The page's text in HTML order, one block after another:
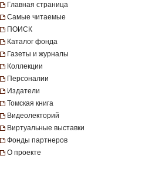
Главная страница
Самые читаемые
ПОИСК
Каталог фонда
Газеты и журналы
Коллекции
Персоналии
Издатели
Томская книга
Видеолекторий
Виртуальные выставки
Фонды партнеров
О проекте